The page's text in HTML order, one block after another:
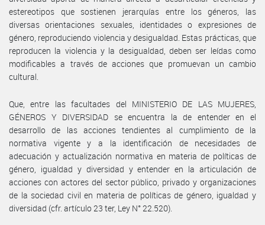
estereotipos que sostienen jerarquías entre los géneros, las
diversas orientaciones sexuales, identidades o expresiones de
género, reproduciendo violencia y desigualdad. Estas prácticas, que
reproducen la violencia y la desigualdad, deben ser leídas como
modificables a través de acciones que promuevan un cambio
cultural.
Que, entre las facultades del MINISTERIO DE LAS MUJERES,
GÉNEROS Y DIVERSIDAD se encuentra la de entender en el
desarrollo de las acciones tendientes al cumplimiento de la
normativa vigente y a la identificación de necesidades de
adecuación y actualización normativa en materia de políticas de
género, igualdad y diversidad y entender en la articulación de
acciones con actores del sector público, privado y organizaciones
de la sociedad civil en materia de políticas de género, igualdad y
diversidad (cfr. artículo 23 ter, Ley N° 22.520).